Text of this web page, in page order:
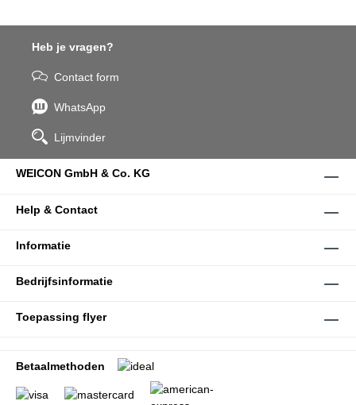
Heb je vragen?
Contact form
WhatsApp
Lijmvinder
WEICON GmbH & Co. KG
Help & Contact
Informatie
Bedrijfsinformatie
Toepassing flyer
Betaalmethoden